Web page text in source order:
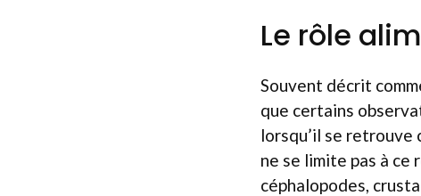
Le rôle
Souvent décrit
que certains
lorsqu’il se retrouve
ne se limite pas à ce
céphalopodes,